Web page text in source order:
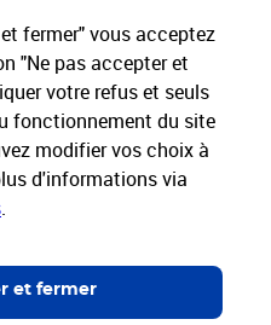
fermer" vous acceptez
"Ne pas accepter et
votre refus et seuls
fonctionnement du site
modifier vos choix à
d'informations via
.
et fermer
Toutes nos applications